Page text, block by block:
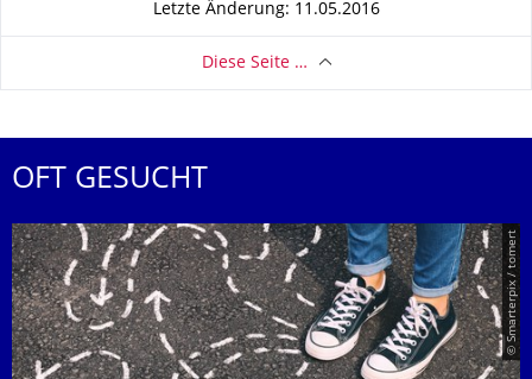
Letzte Änderung: 11.05.2016
Diese Seite …
OFT GESUCHT
© Smarterpix / tomert